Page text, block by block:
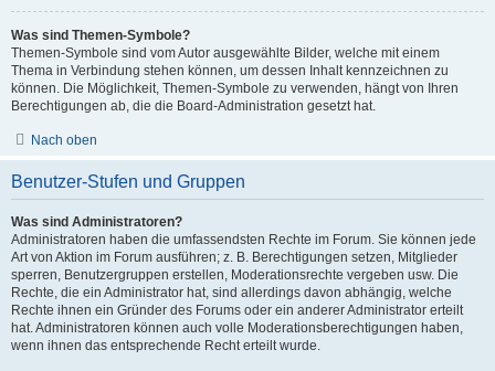
Was sind Themen-Symbole?
Themen-Symbole sind vom Autor ausgewählte Bilder, welche mit einem
Thema in Verbindung stehen können, um dessen Inhalt kennzeichnen zu
können. Die Möglichkeit, Themen-Symbole zu verwenden, hängt von Ihren
Berechtigungen ab, die die Board-Administration gesetzt hat.
Nach oben
Benutzer-Stufen und Gruppen
Was sind Administratoren?
Administratoren haben die umfassendsten Rechte im Forum. Sie können jede
Art von Aktion im Forum ausführen; z. B. Berechtigungen setzen, Mitglieder
sperren, Benutzergruppen erstellen, Moderationsrechte vergeben usw. Die
Rechte, die ein Administrator hat, sind allerdings davon abhängig, welche
Rechte ihnen ein Gründer des Forums oder ein anderer Administrator erteilt
hat. Administratoren können auch volle Moderationsberechtigungen haben,
wenn ihnen das entsprechende Recht erteilt wurde.